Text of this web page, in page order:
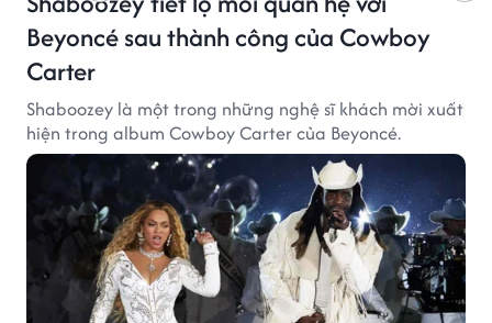
Beyoncé sau thành công của Cowboy
Carter
Shaboozey là một trong những nghệ sĩ khách mời xuất
hiện trong album Cowboy Carter của Beyoncé.